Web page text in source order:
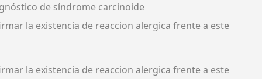
de síndrome carcinoide
la existencia de reaccion alergica frente a este
la existencia de reaccion alergica frente a este